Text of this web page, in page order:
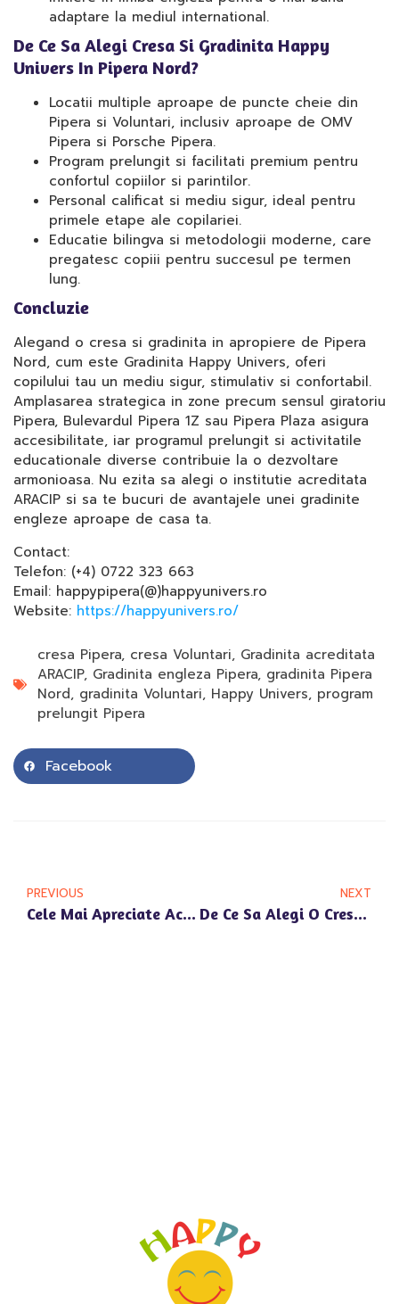
adaptare la mediul international.
De Ce Sa Alegi Cresa Si Gradinita Happy
Univers In Pipera Nord?
Locatii multiple aproape de puncte cheie din
Pipera si Voluntari, inclusiv aproape de OMV
Pipera si Porsche Pipera.
Program prelungit si facilitati premium pentru
confortul copiilor si parintilor.
Personal calificat si mediu sigur, ideal pentru
primele etape ale copilariei.
Educatie bilingva si metodologii moderne, care
pregatesc copiii pentru succesul pe termen
lung.
Concluzie
Alegand o cresa si gradinita in apropiere de Pipera
Nord, cum este Gradinita Happy Univers, oferi
copilului tau un mediu sigur, stimulativ si confortabil.
Amplasarea strategica in zone precum sensul giratoriu
Pipera, Bulevardul Pipera 1Z sau Pipera Plaza asigura
accesibilitate, iar programul prelungit si activitatile
educationale diverse contribuie la o dezvoltare
armonioasa. Nu ezita sa alegi o institutie acreditata
ARACIP si sa te bucuri de avantajele unei gradinite
engleze aproape de casa ta.
Contact:
Telefon: (+4) 0722 323 663
Email: happypipera(@)happyunivers.ro
Website: https://happyunivers.ro/
cresa Pipera, cresa Voluntari, Gradinita acreditata
ARACIP, Gradinita engleza Pipera, gradinita Pipera
Nord, gradinita Voluntari, Happy Univers, program
prelungit Pipera
Facebook
PREVIOUS
Cele Mai Apreciate Activitati Educative La Gradinita Happy Univers Din Voluntari
NEXT
De Ce Sa Alegi O Cresa Si Gradinita In Apropiere De Pipera Nord Pentru Copilul Tau